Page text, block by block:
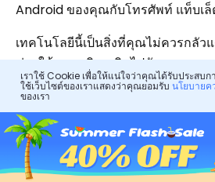
Android ของคุณกับโทรศัพท์ แท็บเ
เทคโนโลยีนี้เป็นสิ่งที่คุณไม่ควรกลัว
ช่วยให้คุณเพลิดเพลินไปกับความสง
ควบคุมชีวิตของคุณ
คำถามที่พบบ่อย
เราใช้ Cookie เพื่อให้แน่ใจว่าคุณได้รับประสบ
ใช้เว็บไซต์ของเราแสดงว่าคุณยอมรับ นโยบายค
ของเรา